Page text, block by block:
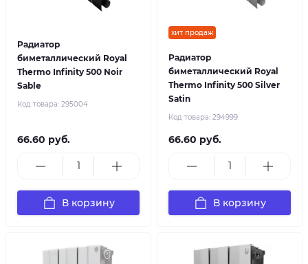
Радиатор
биметаллический Royal
Thermo Infinity 500 Noir
Sable
Код товара: 295004
66.60 руб.
В корзину
хит продаж
Радиатор
биметаллический Royal
Thermo Infinity 500 Silver
Satin
Код товара: 294999
66.60 руб.
В корзину